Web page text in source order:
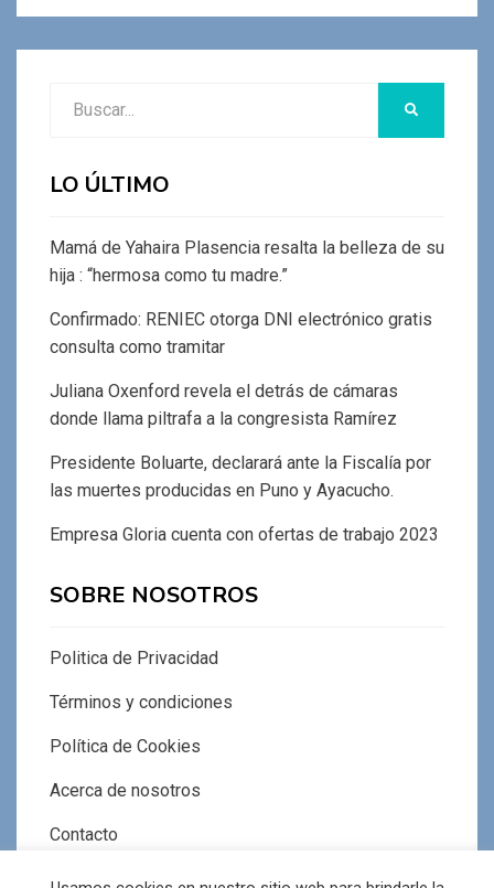
LO ÚLTIMO
Mamá de Yahaira Plasencia resalta la belleza de su
hija : “hermosa como tu madre.”
Confirmado: RENIEC otorga DNI electrónico gratis
consulta como tramitar
Juliana Oxenford revela el detrás de cámaras
donde llama piltrafa a la congresista Ramírez
Presidente Boluarte, declarará ante la Fiscalía por
las muertes producidas en Puno y Ayacucho.
Empresa Gloria cuenta con ofertas de trabajo 2023
SOBRE NOSOTROS
Politica de Privacidad
Términos y condiciones
Política de Cookies
Acerca de nosotros
Contacto